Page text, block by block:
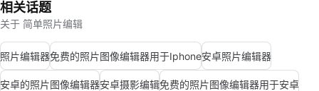
相关话题
关于 简单照片编辑
照片编辑器免费的照片图像编辑器用于Iphone安卓照片编辑器
安卓的照片图像编辑器安卓摄影编辑免费的照片图像编辑器用于安卓